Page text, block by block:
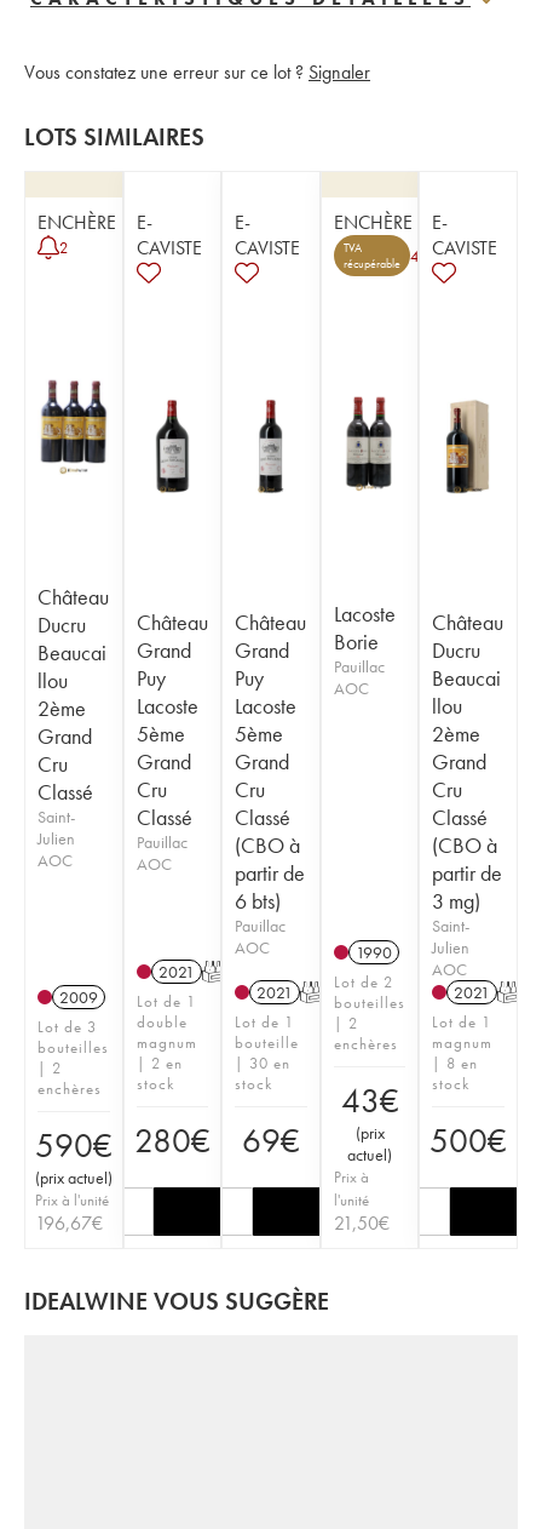
Vous constatez une erreur sur ce lot ? Signaler
LOTS SIMILAIRES
ENCHÈRE
2
Château
Ducru
Beaucai
llou
2ème
Grand
Cru
Classé
Saint-
Julien
AOC
2009
Lot de 3
bouteilles
| 2
enchères
590€
(prix actuel)
Prix à l'unité
196,67€
E-
CAVISTE
Château
Grand
Puy
Lacoste
5ème
Grand
Cru
Classé
Pauillac
AOC
2021 T
Lot de 1
double
magnum
| 2 en
stock
280€
E-
CAVISTE
Château
Grand
Puy
Lacoste
5ème
Grand
Cru
Classé
(CBO à
partir de
6 bts)
Pauillac
AOC
2021 T
Lot de 1
bouteille
| 30 en
stock
69€
ENCHÈRE
TVA
récupérable
4
Lacoste
Borie
Pauillac
AOC
1990
Lot de 2
bouteilles
| 2
enchères
43€
(prix
actuel)
Prix à
l'unité
21,50€
E-
CAVISTE
Château
Ducru
Beaucai
llou
2ème
Grand
Cru
Classé
(CBO à
partir de
3 mg)
Saint-
Julien
AOC
2021 T
Lot de 1
magnum
| 8 en
stock
500€
IDEALWINE VOUS SUGGÈRE